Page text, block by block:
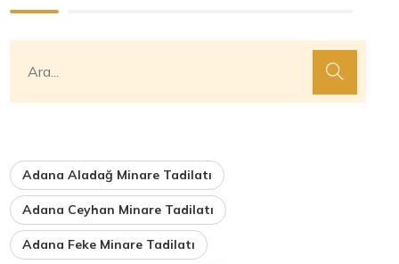
Adana Aladağ Minare Tadilatı
Adana Ceyhan Minare Tadilatı
Adana Feke Minare Tadilatı